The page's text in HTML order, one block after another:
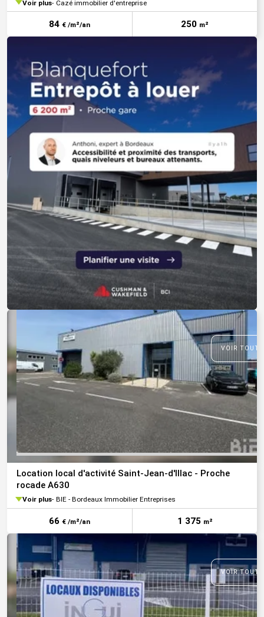
Voir plus Cazé immobilier d'entreprise
84 € /m²/an 250 m²
VOIR
Location local d'activité Saint-Jean-d'Illac - Proche
rocade A630
Voir plus BIE - Bordeaux Immobilier Entreprises
66 € /m²/an 1 375 m²
VOIR